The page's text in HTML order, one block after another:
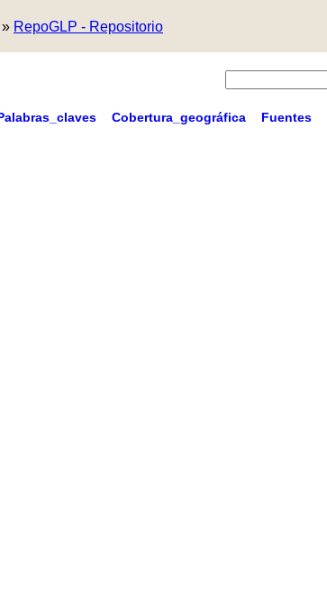
» RepoGLP - Repositorio
Cobertura_geográfica Fuentes